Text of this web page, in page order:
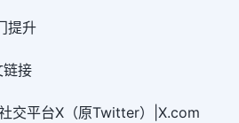
提升
链接
交平台X（原Twitter）|X.com